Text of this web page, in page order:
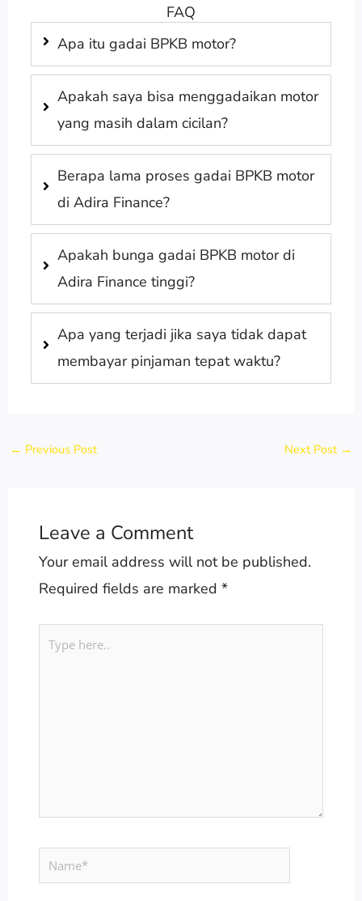
FAQ
Apa itu gadai BPKB motor?
Apakah saya bisa menggadaikan motor
yang masih dalam cicilan?
Berapa lama proses gadai BPKB motor
di Adira Finance?
Apakah bunga gadai BPKB motor di
Adira Finance tinggi?
Apa yang terjadi jika saya tidak dapat
membayar pinjaman tepat waktu?
← Previous Post Next Post →
Leave a Comment
Your email address will not be published.
Required fields are marked*
Type
Name*